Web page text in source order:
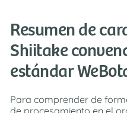
Resumen de
Shiitake
estándar
Para comprender de
de procesamiento en el